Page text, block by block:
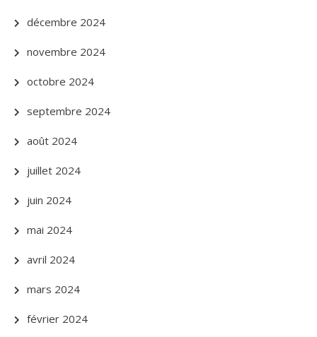
décembre 2024
novembre 2024
octobre 2024
septembre 2024
août 2024
juillet 2024
juin 2024
mai 2024
avril 2024
mars 2024
février 2024